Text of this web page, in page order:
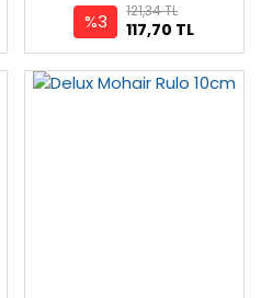
%3 117,70 TL
121,34 TL